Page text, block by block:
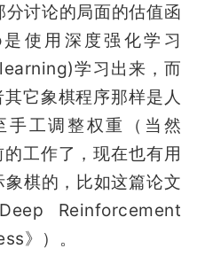
讨论的局面的估值函
使用深度强化学习
学习出来，而
它象棋程序那样是人
工调整权重（当然
工作了，现在也有用
棋的，比如这篇论文
Reinforcement
》）。